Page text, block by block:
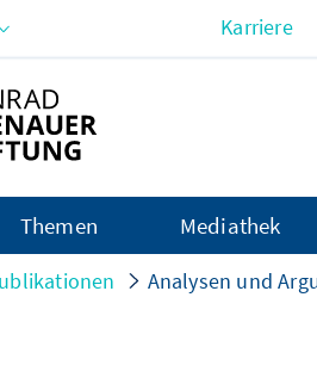
Karriere
Themen Mediathek
Analysen und